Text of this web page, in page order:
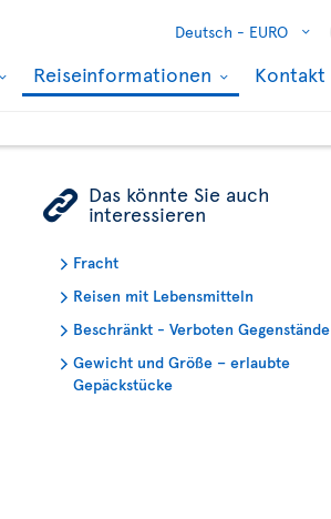
Deutsch - EURO
Reiseinformationen Kontakt
ÿ Das könnte Sie auch
interessieren
Fracht
Reisen mit Lebensmitteln
Beschränkt - Verboten Gegenstände
Gewicht und Größe – erlaubte
Gepäckstücke